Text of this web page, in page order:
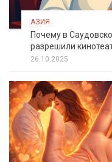
АЗИЯ
Почему в
разрешили
26.10.2025